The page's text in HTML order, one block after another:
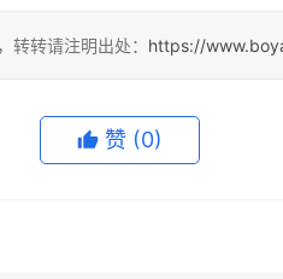
转请注明出处： https://
赞 (0)